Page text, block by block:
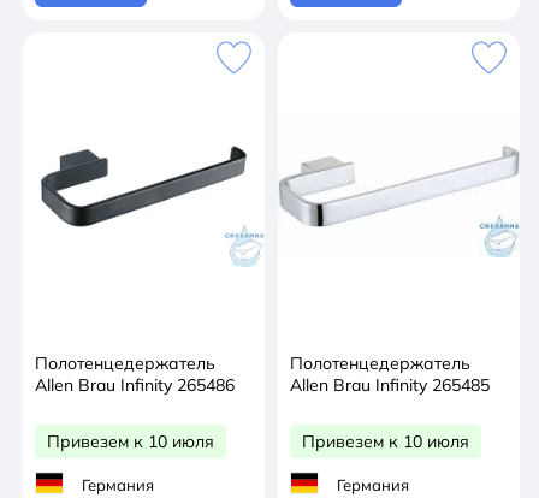
Полотенцедержатель
Allen Brau Infinity 265486
Привезем к 10 июля
Германия
Полотенцедержатель
Allen Brau Infinity 265485
Привезем к 10 июля
Германия